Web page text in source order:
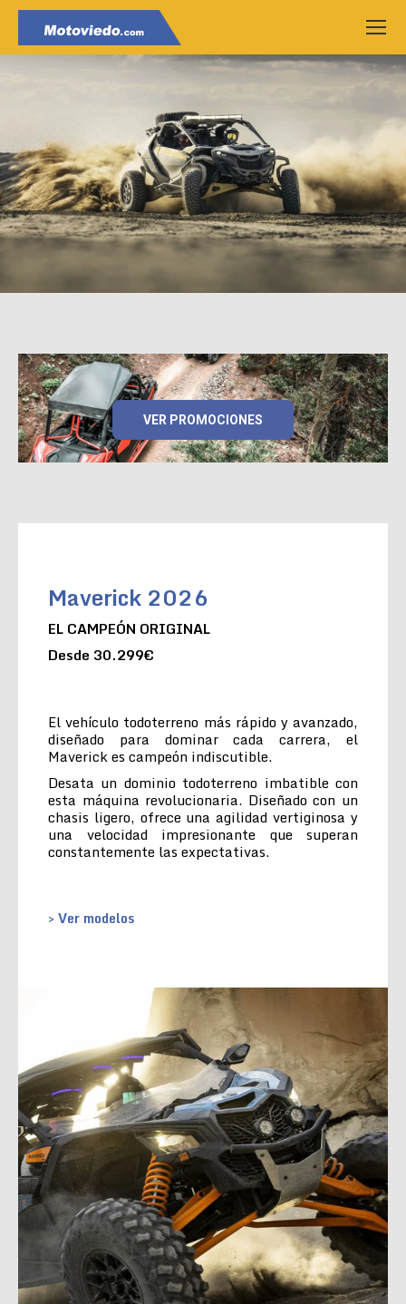
VER PROMOCIONES
Maverick 2026
EL CAMPEÓN ORIGINAL
Desde 30.299€
El vehículo todoterreno más rápido y avanzado,
diseñado para dominar cada carrera, el
Maverick es campeón indiscutible.
Desata un dominio todoterreno imbatible con
esta máquina revolucionaria. Diseñado con un
chasis ligero, ofrece una agilidad vertiginosa y
una velocidad impresionante que superan
constantemente las expectativas.
> Ver modelos